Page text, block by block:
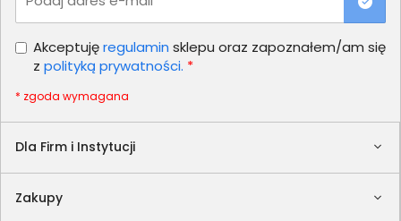
Dla Firm i Instytucji
Zakupy
Akceptujęregulamin sklepu oraz zapoznałem/am się
z polityką prywatności. *
* zgoda wymagana